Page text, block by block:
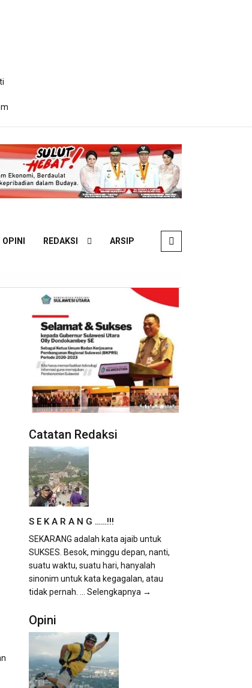
OPINI REDAKSI ARSIP
Catatan Redaksi
S E K A R A N G ……!!!
SEKARANG adalah kata ajaib untuk
SUKSES. Besok, minggu depan, nanti,
suatu waktu, suatu hari, hanyalah
sinonim untuk kata kegagalan, atau
tidak pernah. ... Selengkapnya →
Opini